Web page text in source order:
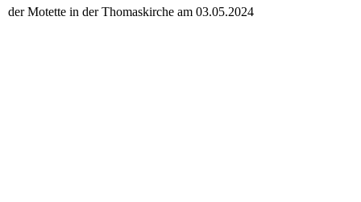
der Motette in der Thomaskirche am 03.05.2024